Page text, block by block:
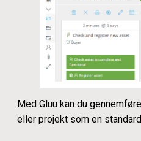
Med Gluu kan du
eller projekt som en